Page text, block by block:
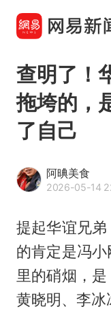
查明了！
拖垮的，
了自己
阿晪美食
2026-05-14
提起华谊兄
的肯定是冯小
里的硝烟，
黄晓明、李冰